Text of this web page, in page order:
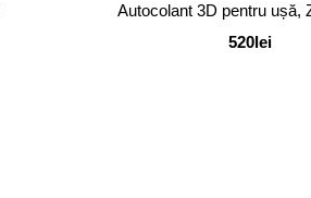
Autocolant 3D pentru ușă,
520lei